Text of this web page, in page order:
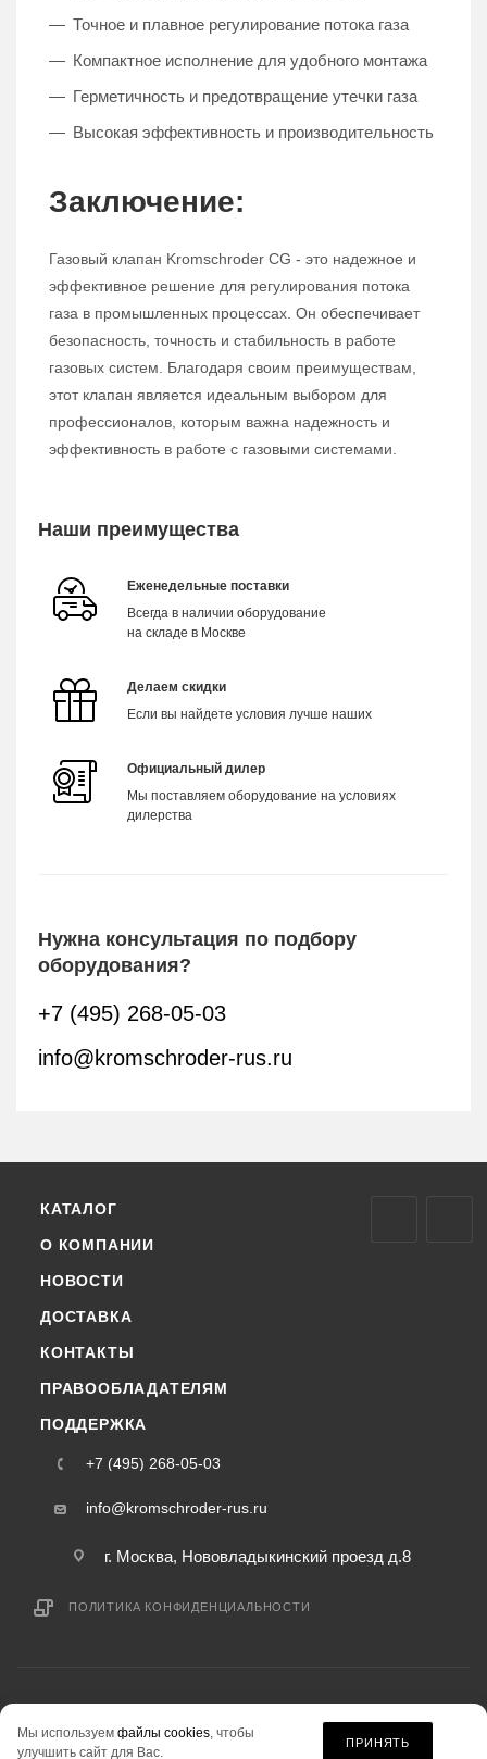
Точное и плавное регулирование потока газа
Компактное исполнение для удобного монтажа
Герметичность и предотвращение утечки газа
Высокая эффективность и производительность
Заключение:
Газовый клапан Kromschroder CG - это надежное и
эффективное решение для регулирования потока
газа в промышленных процессах. Он обеспечивает
безопасность, точность и стабильность в работе
газовых систем. Благодаря своим преимуществам,
этот клапан является идеальным выбором для
профессионалов, которым важна надежность и
эффективность в работе с газовыми системами.
Наши преимущества
Еженедельные поставки
Всегда в наличии оборудование
на складе в Москве
Делаем скидки
Если вы найдете условия лучше наших
Официальный дилер
Мы поставляем оборудование на условиях
дилерства
Нужна консультация по подбору
оборудования?
+7 (495) 268-05-03
info@kromschroder-rus.ru
КАТАЛОГ
О КОМПАНИИ
НОВОСТИ
ДОСТАВКА
КОНТАКТЫ
ПРАВООБЛАДАТЕЛЯМ
ПОДДЕРЖКА
+7 (495) 268-05-03
info@kromschroder-rus.ru
г. Москва, Нововладыкинский проезд д.8
ПОЛИТИКА КОНФИДЕНЦИАЛЬНОСТИ
информация на сайте «kromschroder-rus.ru» не является публичной офертой.
Мы используем файлы cookies, чтобы
улучшить сайт для Вас.
ПРИНЯТЬ